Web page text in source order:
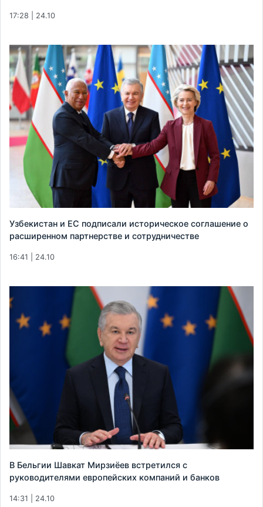
17:28 | 24.10
Узбекистан и ЕС подписали историческое соглашение о
расширенном партнерстве и сотрудничестве
16:41 | 24.10
В Бельгии Шавкат Мирзиёев встретился с
руководителями европейских компаний и банков
14:31 | 24.10